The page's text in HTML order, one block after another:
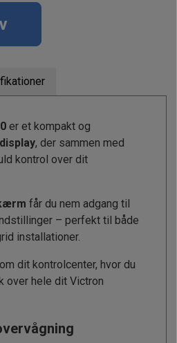
Busbars
Værktøj
Tilbehør
Additive
Svampe m.m.
Tøj
Diverse
& fortøjning
Solceller
af bådudstyr
Shop12volt
login
er et kompakt og
, der sammen med
kontrol over dit
får du nem adgang til
– perfekt til både
installationer.
dit kontrolcenter, hvor du
over hele dit Victron